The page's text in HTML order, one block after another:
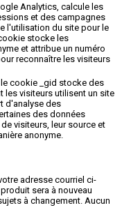
Analytics, calcule les
et des campagnes
l'utilisation du site pour le
stocke les
et attribue un numéro
reconnaître les visiteurs
cookie _gid stocke des
visiteurs utilisent un site
d'analyse des
des données
visiteurs, leur source et
anonyme.
adresse courriel ci-
sera à nouveau
à changement. Aucun